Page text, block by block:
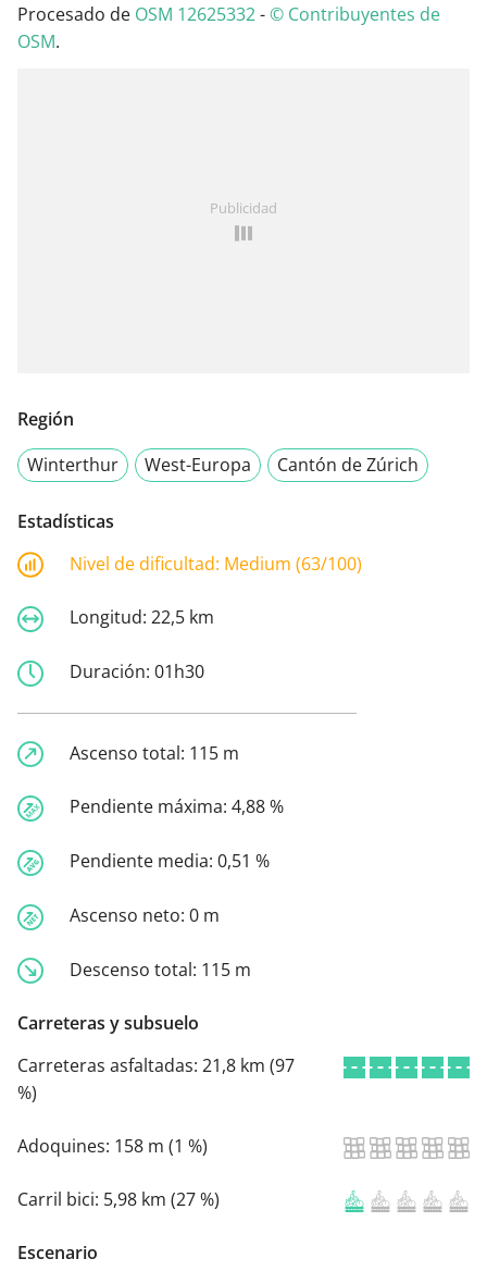
Procesado de OSM 12625332-© Contribuyentes de
OSM.
Publicidad
Región
Winterthur
West-Europa Cantón de Zúrich
Estadísticas
Nivel de dificultad: Medium (63/100)
Longitud: 22,5 km
Duración: 01h30
Ascenso total: 115 m
Pendiente máxima: 4,88 %
Pendiente media: 0,51 %
Ascenso neto: 0 m
Descenso total: 115 m
Carreteras y subsuelo
Carreteras asfaltadas: 21,8 km (97
%)
Adoquines: 158 m (1 %)
Carril bici: 5,98 km (27 %)
Escenario